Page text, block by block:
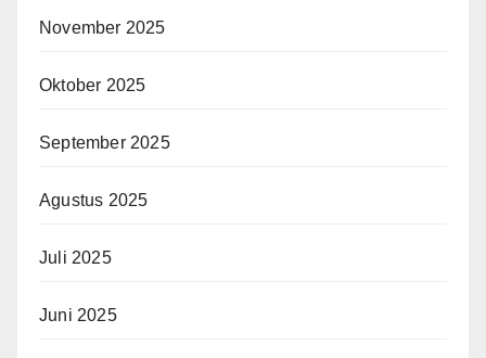
November 2025
Oktober 2025
September 2025
Agustus 2025
Juli 2025
Juni 2025